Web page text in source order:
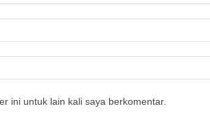
ini untuk lain kali saya berkomentar.